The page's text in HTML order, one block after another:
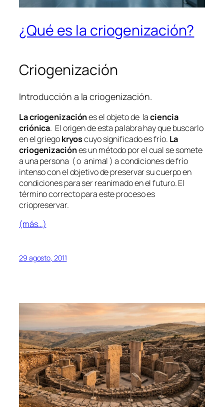
¿Qué es la criogenización?
Criogenización
Introducción a la criogenización.
La criogenizaciónes el objeto de laciencia
criónica. El origen de esta palabra hay que buscarlo
en el griegokryoscuyo significado es frío. La
criogenizaciónes un método por el cual se somete
a una persona ( o animal ) a condiciones de frío
intenso con el objetivo de preservar su cuerpo en
condiciones para ser reanimado en el futuro. El
término correcto para este proceso es
criopreservar.
(más…)
29 agosto, 2011